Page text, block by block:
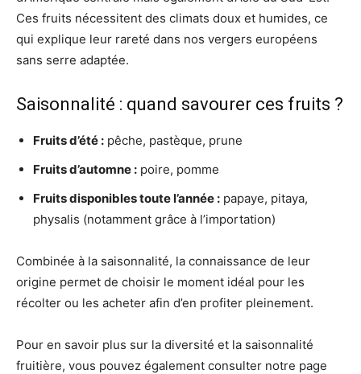
Ces fruits nécessitent des climats doux et humides, ce
qui explique leur rareté dans nos vergers européens
sans serre adaptée.
Saisonnalité : quand savourer ces fruits ?
Fruits d’été : pêche, pastèque, prune
Fruits d’automne : poire, pomme
Fruits disponibles toute l’année : papaye, pitaya,
physalis (notamment grâce à l’importation)
Combinée à la saisonnalité, la connaissance de leur
origine permet de choisir le moment idéal pour les
récolter ou les acheter afin d’en profiter pleinement.
Pour en savoir plus sur la diversité et la saisonnalité
fruitière, vous pouvez également consulter notre page